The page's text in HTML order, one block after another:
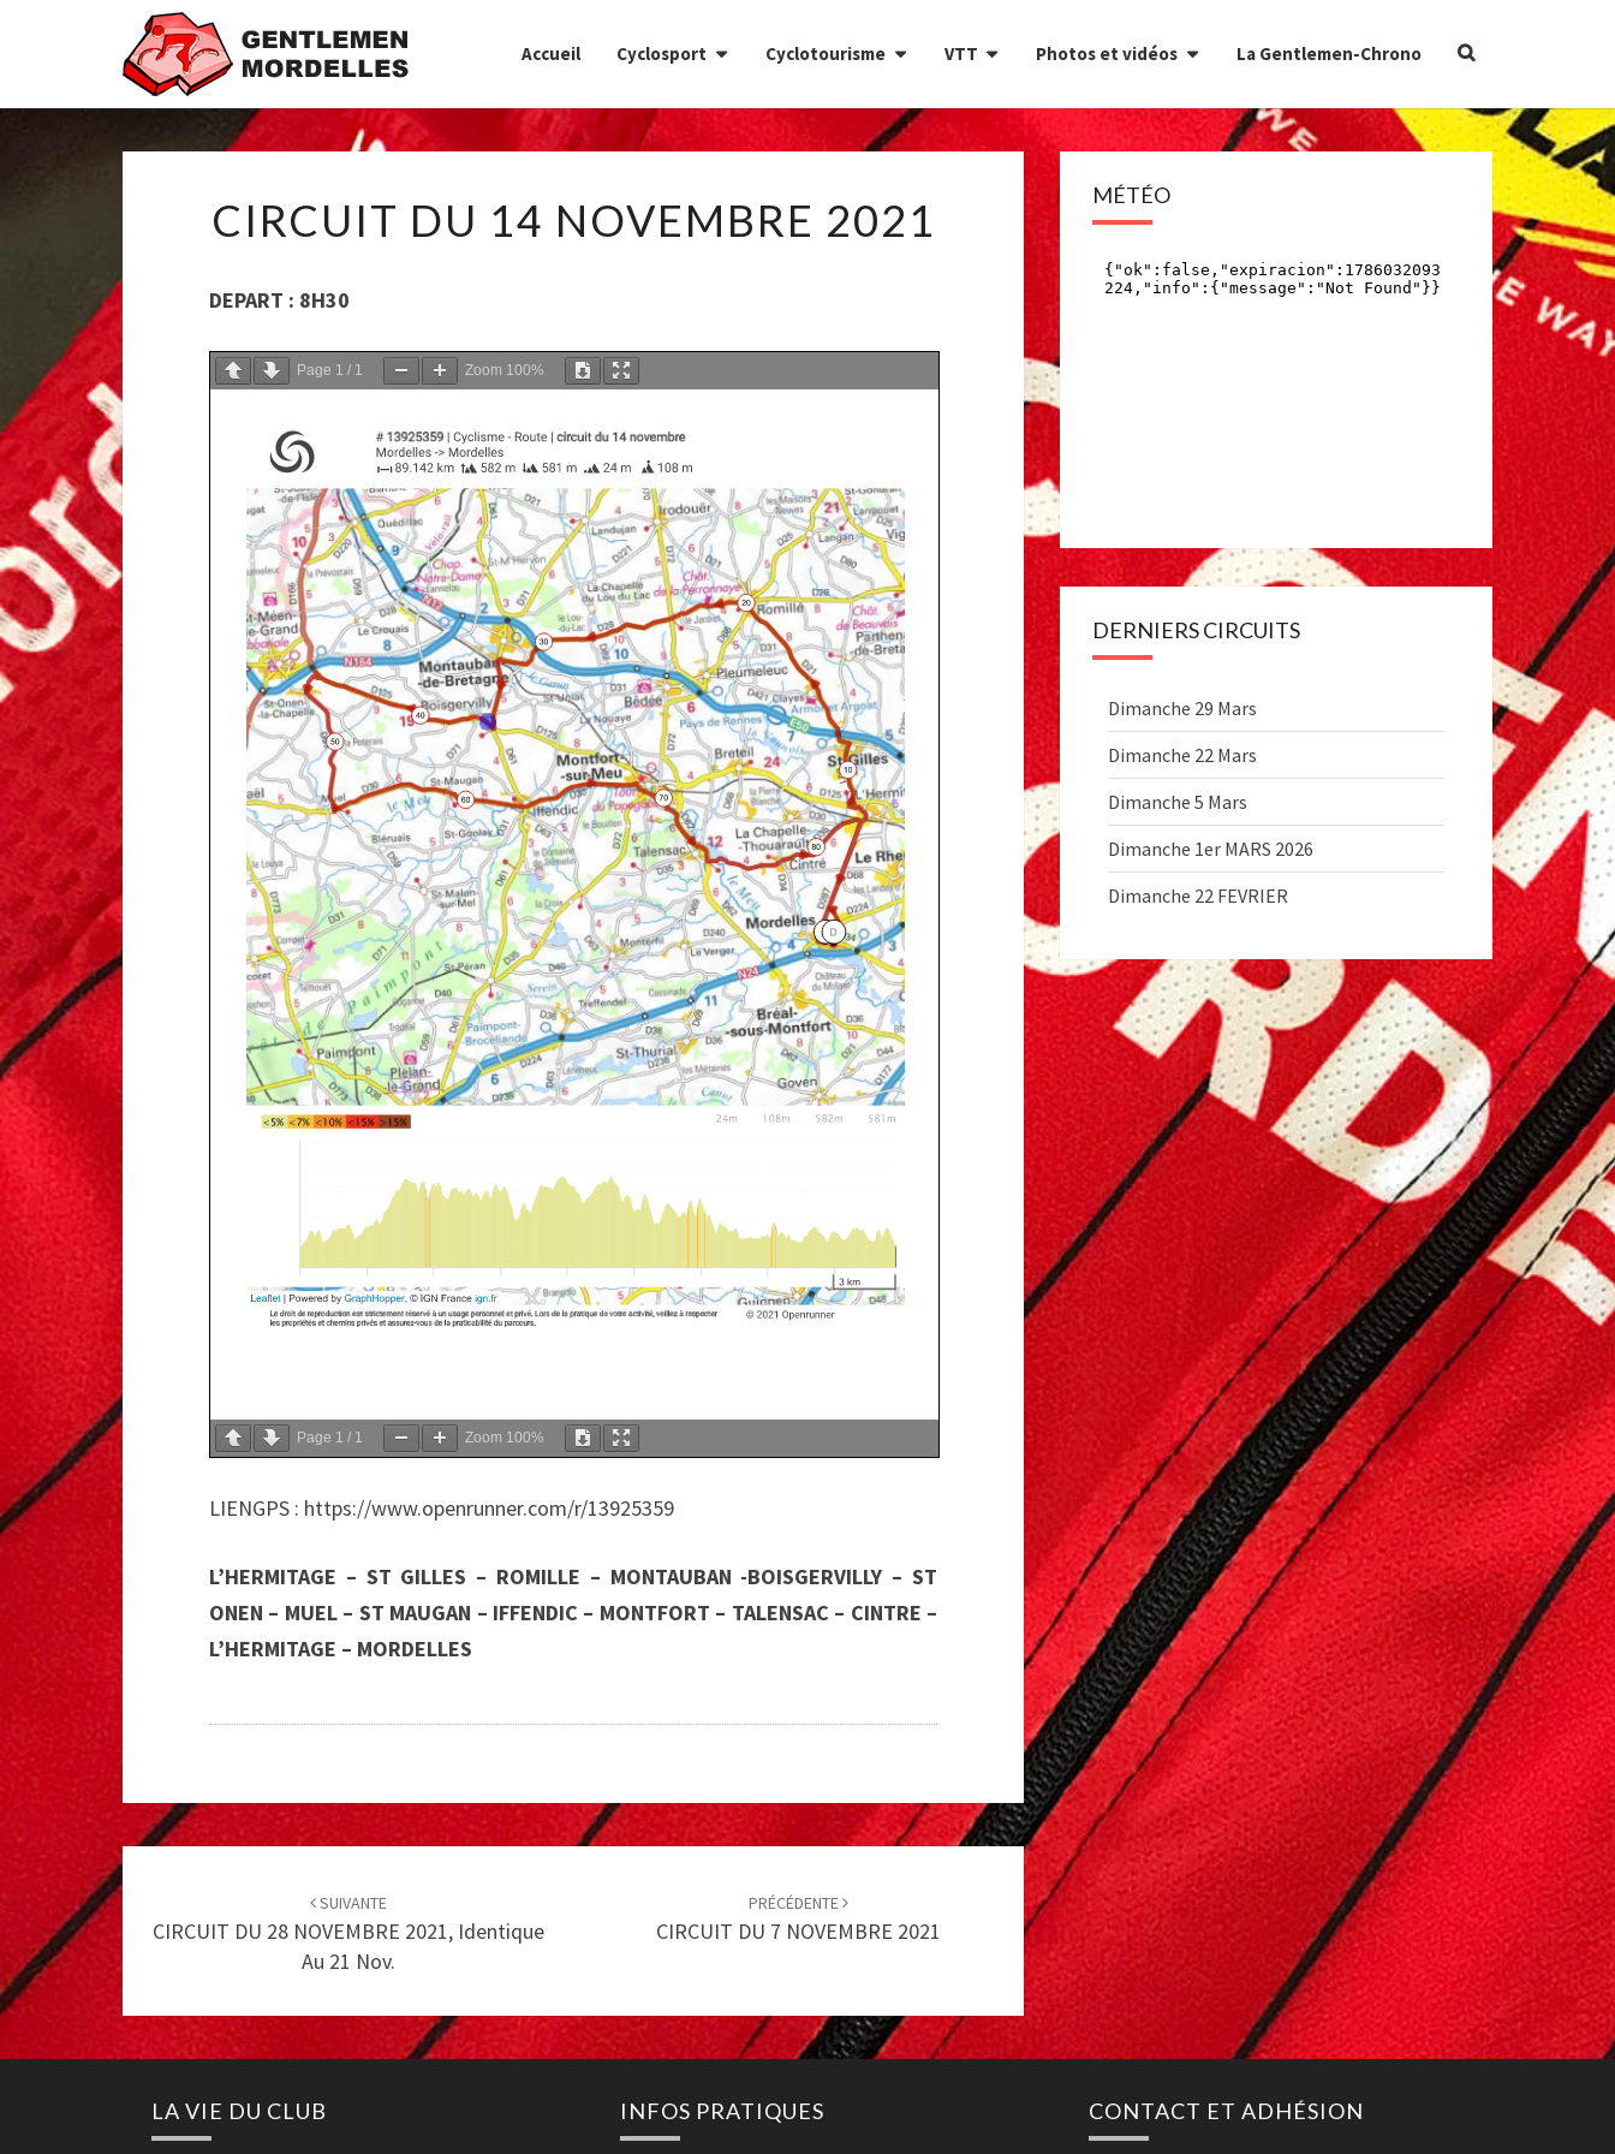
Accueil Cyclosport Cyclotourisme VTT Photos et vidéos La Gentlemen-Chrono
Search
DU
CIRCUIT DU 14 NOVEMBRE 2021
DEPART : 8H30
Page 1 / 1 Zoom 100%
Page 1 / 1 Zoom 100%
LIENGPS : https://www.openrunner.com/r/13925359
L’HERMITAGE – ST GILLES – ROMILLE – MONTAUBAN -BOISGERVILLY – ST
ONEN – MUEL – ST MAUGAN – IFFENDIC – MONTFORT – TALENSAC – CINTRE –
L’HERMITAGE – MORDELLES
Post
navigation
SUIVANTE
CIRCUIT DU 28 NOVEMBRE 2021, Identique
Au 21 Nov.
PRÉCÉDENTE
CIRCUIT DU 7 NOVEMBRE 2021
MÉTÉO
DERNIERS CIRCUITS
Dimanche 29 Mars
Dimanche 22 Mars
Dimanche 5 Mars
Dimanche 1er MARS 2026
Dimanche 22 FEVRIER
LA VIE DU CLUB INFOS PRATIQUES CONTACT ET ADHÉSION